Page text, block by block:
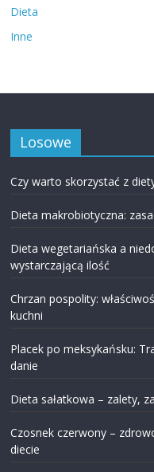
Dieta
Inne
Losowe
Czy warto skorzystać z
Dieta makrobiotyczna:
Dieta wegetariańska a
wystarczającą ilość
Chrzan pospolity:
kuchni
Placek po meksykańsku:
danie
Dieta sałatkowa – zalety,
Czosnek czerwony –
diecie